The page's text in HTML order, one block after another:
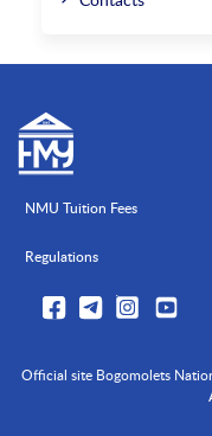
NMU Tuition Fees
Regulations
Official site Bogomolets